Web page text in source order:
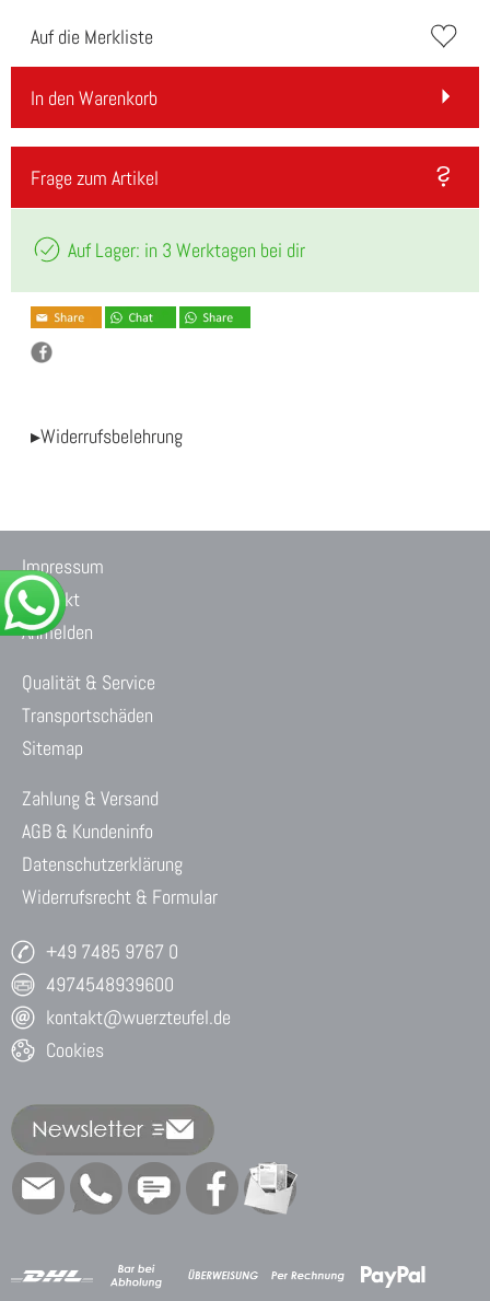
Auf die Merkliste
In den Warenkorb
Frage zum Artikel
Auf Lager: in 3 Werktagen bei dir
▸Widerrufsbelehrung
Impressum
Kontakt
Anmelden
Qualität & Service
Transportschäden
Sitemap
Zahlung & Versand
AGB & Kundeninfo
Datenschutzerklärung
Widerrufsrecht & Formular
+49 7485 9767 0
4974548939600
kontakt@wuerzteufel.de
Cookies